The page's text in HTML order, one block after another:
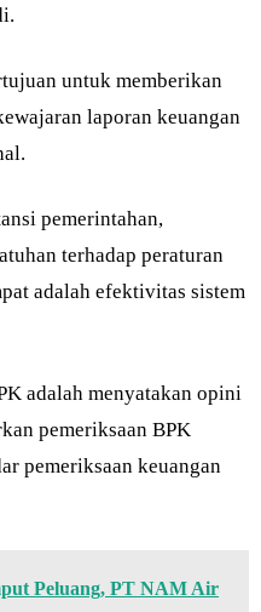
untuk memberikan
laporan keuangan
pemerintahan,
terhadap peraturan
adalah efektivitas sistem
adalah menyatakan opini
pemeriksaan BPK
pemeriksaan keuangan
Peluang, PT NAM Air